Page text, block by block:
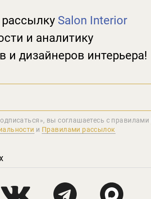
Salon Interior
и аналитику
и дизайнеров интерьера!
вы соглашаетеcь с правилами
и Правилами рассылок